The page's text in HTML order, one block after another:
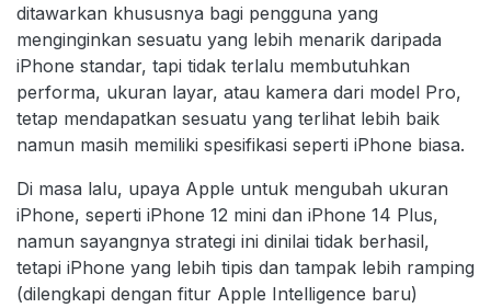
ditawarkan khususnya bagi pengguna yang
menginginkan sesuatu yang lebih menarik daripada
iPhone standar, tapi tidak terlalu membutuhkan
performa, ukuran layar, atau kamera dari model Pro,
tetap mendapatkan sesuatu yang terlihat lebih baik
namun masih memiliki spesifikasi seperti iPhone biasa.
Di masa lalu, upaya Apple untuk mengubah ukuran
iPhone, seperti iPhone 12 mini dan iPhone 14 Plus,
namun sayangnya strategi ini dinilai tidak berhasil,
tetapi iPhone yang lebih tipis dan tampak lebih ramping
(dilengkapi dengan fitur Apple Intelligence baru)